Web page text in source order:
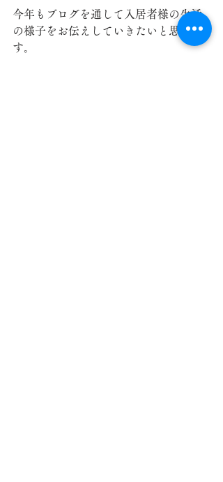
今年もブログを通して入居者様の生活
の様子をお伝えしていきたいと思いま
す。